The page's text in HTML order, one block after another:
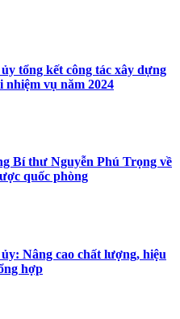
tổng kết công tác xây dựng
vụ năm 2024
Bí thư Nguyễn Phú Trọng về
quốc phòng
Nâng cao chất lượng, hiệu
hợp